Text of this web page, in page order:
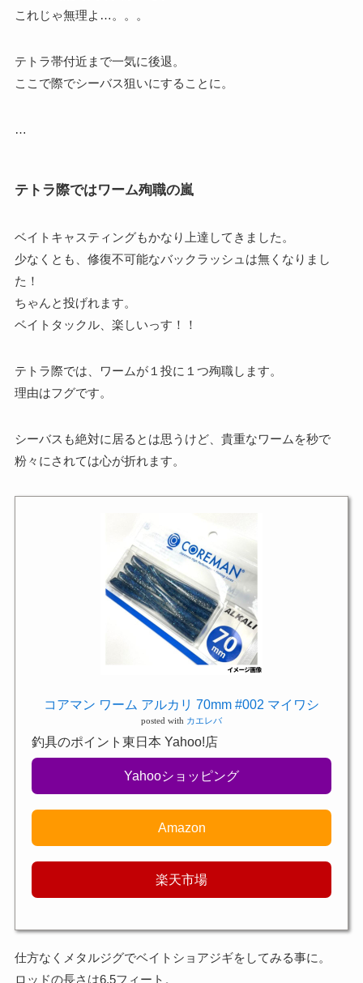
これじゃ無理よ…。。。
テトラ帯付近まで一気に後退。
ここで際でシーバス狙いにすることに。
…
テトラ際ではワーム殉職の嵐
ベイトキャスティングもかなり上達してきました。
少なくとも、修復不可能なバックラッシュは無くなりまし
た！
ちゃんと投げれます。
ベイトタックル、楽しいっす！！
テトラ際では、ワームが１投に１つ殉職します。
理由はフグです。
シーバスも絶対に居るとは思うけど、貴重なワームを秒で
粉々にされては心が折れます。
コアマン ワーム アルカリ 70mm #002 マイワシ
posted with カエレバ
釣具のポイント東日本 Yahoo!店
Yahooショッピング
Amazon
楽天市場
仕方なくメタルジグでベイトショアジギをしてみる事に。
ロッドの長さは6.5フィート。